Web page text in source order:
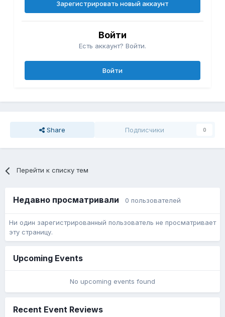
Зарегистрировать новый аккаунт
Войти
Есть аккаунт? Войти.
Войти
Share Подписчики 0
Перейти к списку тем
Недавно просматривали 0 пользователей
Ни один зарегистрированный пользователь не просматривает
эту страницу.
Upcoming Events
No upcoming events found
Recent Event Reviews